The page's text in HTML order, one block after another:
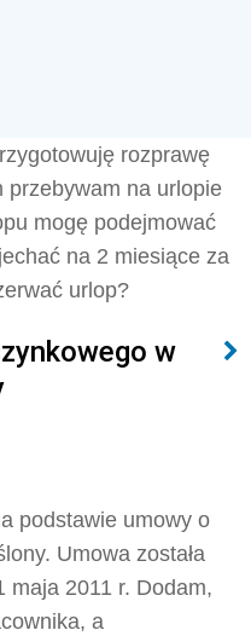
rozprawę
przebywam na urlopie
mogę podejmować
na 2 miesiące za
urlop?
w
podstawie umowy o
Umowa została
maja 2011 r. Dodam,
a